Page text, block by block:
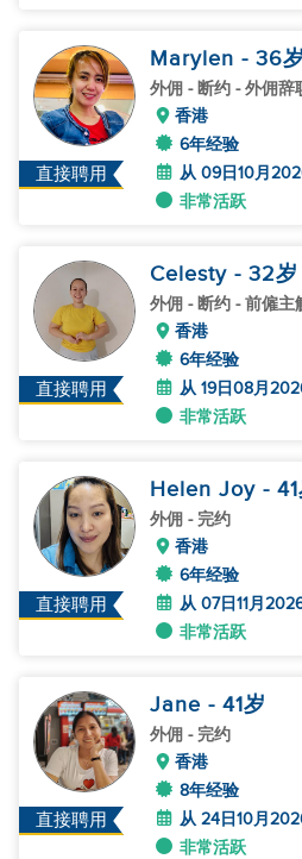
直接聘用
Marylen - 36岁
外佣 - 断约 - 外佣辞
香港
6年经验
从 09日10月
非常活跃
直接聘用
Celesty - 32岁
外佣 - 断约 - 前僱主
香港
6年经验
从 19日08月
非常活跃
直接聘用
Helen Joy - 41
外佣 - 完约
香港
6年经验
从 07日11月
非常活跃
直接聘用
Jane - 41岁
外佣 - 完约
香港
8年经验
从 24日10月
非常活跃